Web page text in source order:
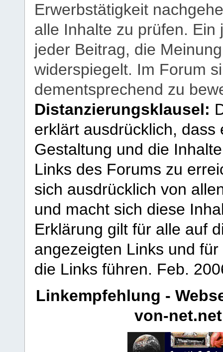
Erwerbstätigkeit
alle Inhalte zu prüfen.
jeder Beitrag, die
widerspiegelt. Im Forum
dementsprechend zu
Distanzierungsklausel:
erklärt ausdrücklich,
Gestaltung und die
Links des Forums zu
sich ausdrücklich von
und macht sich diese
Erklärung gilt für alle auf
angezeigten Links und
die Links führen. Feb.
Linkempfehlung -
von-net.net